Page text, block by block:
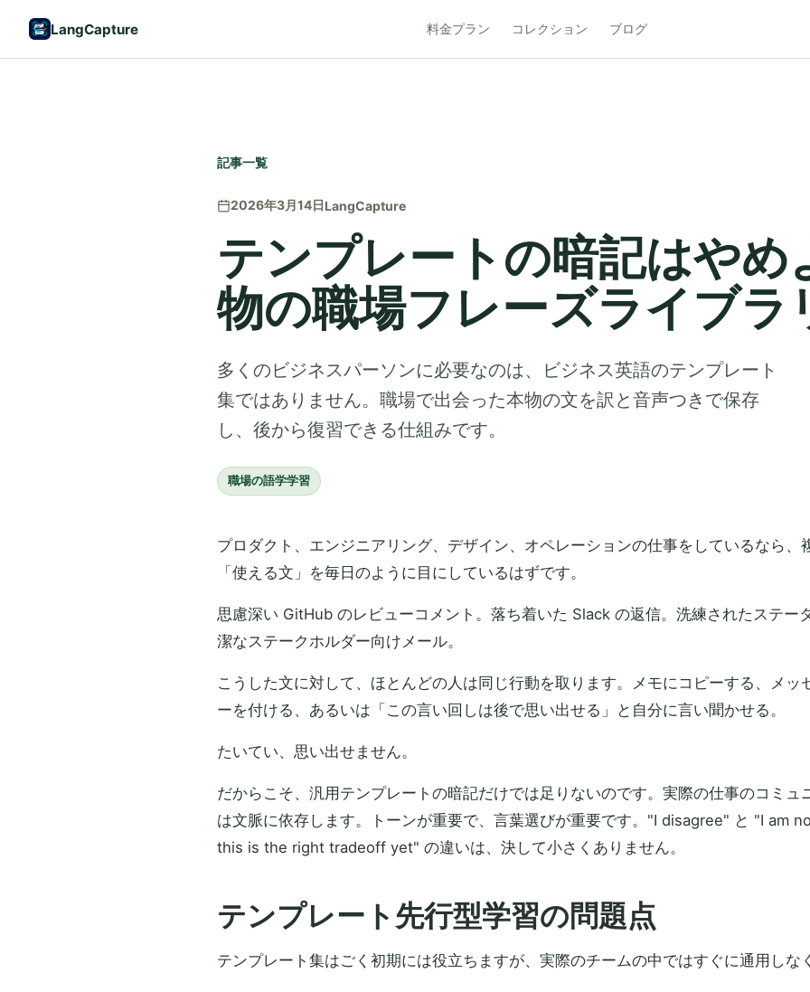
LangCapture 料金プラン コレクション ブログ
記事一覧
2026年3月14日LangCapture
テンプレートの暗記はやめ
物の職場フレーズライブラ
多くのビジネスパーソンに必要なのは、ビジネス英語のテンプレート
集ではありません。職場で出会った本物の文を訳と音声つきで保存
し、後から復習できる仕組みです。
職場の語学学習
プロダクト、エンジニアリング、デザイン、オペレーションの仕事をしているなら、
「使える文」を毎日のように目にしているはずです。
思慮深い GitHub のレビューコメント。落ち着いた Slack の返信。洗練されたステー
潔なステークホルダー向けメール。
こうした文に対して、ほとんどの人は同じ行動を取ります。メモにコピーする、メッ
ーを付ける、あるいは「この言い回しは後で思い出せる」と自分に言い聞かせる。
たいてい、思い出せません。
だからこそ、汎用テンプレートの暗記だけでは足りないのです。実際の仕事のコミュ
は文脈に依存します。トーンが重要で、言葉選びが重要です。"I disagree" と "I am
this is the right tradeoff yet" の違いは、決して小さくありません。
テンプレート先行型学習の問題点
テンプレート集はごく初期には役立ちますが、実際のチームの中ではすぐに通用しな